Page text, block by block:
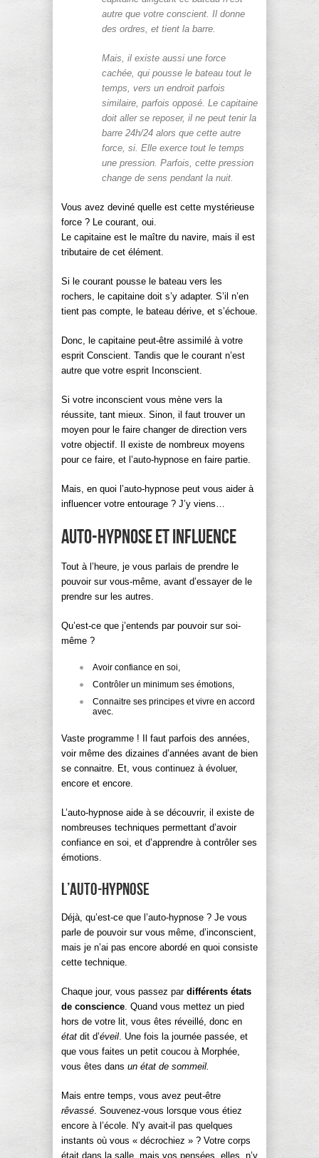
autre que votre conscient. Il donne
des ordres, et tient la barre.
Mais, il existe aussi une force
cachée, qui pousse le bateau tout le
temps, vers un endroit parfois
similaire, parfois opposé. Le capitaine
doit aller se reposer, il ne peut tenir la
barre 24h/24 alors que cette autre
force, si. Elle exerce tout le temps
une pression. Parfois, cette pression
change de sens pendant la nuit.
Vous avez deviné quelle est cette mystérieuse
force ? Le courant, oui.
Le capitaine est le maître du navire, mais il est
tributaire de cet élément.
Si le courant pousse le bateau vers les
rochers, le capitaine doit s’y adapter. S’il n’en
tient pas compte, le bateau dérive, et s’échoue.
Donc, le capitaine peut-être assimilé à votre
esprit Conscient. Tandis que le courant n’est
autre que votre esprit Inconscient.
Si votre inconscient vous mène vers la
réussite, tant mieux. Sinon, il faut trouver un
moyen pour le faire changer de direction vers
votre objectif. Il existe de nombreux moyens
pour ce faire, et l’auto-hypnose en faire partie.
Mais, en quoi l’auto-hypnose peut vous aider à
influencer votre entourage ? J’y viens…
Auto-hypnose et influence
Tout à l’heure, je vous parlais de prendre le
pouvoir sur vous-même, avant d’essayer de le
prendre sur les autres.
Qu’est-ce que j’entends par pouvoir sur soi-
même ?
Avoir confiance en soi,
Contrôler un minimum ses émotions,
Connaitre ses principes et vivre en accord
avec.
Vaste programme ! Il faut parfois des années,
voir même des dizaines d’années avant de bien
se connaitre. Et, vous continuez à évoluer,
encore et encore.
L’auto-hypnose aide à se découvrir, il existe de
nombreuses techniques permettant d’avoir
confiance en soi, et d’apprendre à contrôler ses
émotions.
L’auto-hypnose
Déjà, qu’est-ce que l’auto-hypnose ? Je vous
parle de pouvoir sur vous même, d’inconscient,
mais je n’ai pas encore abordé en quoi consiste
cette technique.
Chaque jour, vous passez pardifférents états
de conscience . Quand vous mettez un pied
hors de votre lit, vous êtes réveillé, donc en
état dit d’éveil . Une fois la journée passée, et
que vous faites un petit coucou à Morphée,
vous êtes dans un état de sommeil.
Mais entre temps, vous avez peut-être
rêvassé . Souvenez-vous lorsque vous étiez
encore à l’école. N’y avait-il pas quelques
instants où vous « décrochiez » ? Votre corps
était dans la salle, mais vos pensées, elles, n’y